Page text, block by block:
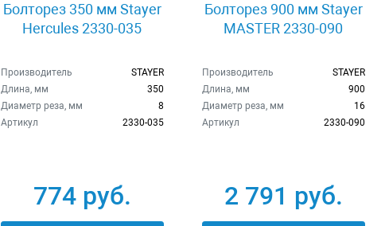
Болторез 350 мм Stayer
Hercules 2330-035
Производитель
STAYER
Длина, мм
350
Диаметр реза, мм
8
Артикул
2330-035
774 руб.
Болторез 900 мм Stayer
MASTER 2330-090
Производитель
STAYER
Длина, мм
900
Диаметр реза, мм
16
Артикул
2330-090
2 791 руб.